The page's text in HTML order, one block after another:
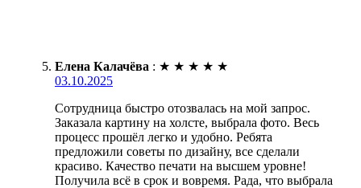
Елена Калачёва : ★ ★ ★ ★ ★
03.10.2025
Сотрудница быстро отозвалась на мой запрос.
Заказала картину на холсте, выбрала фото. Весь
процесс прошёл легко и удобно. Ребята
предложили советы по дизайну, все сделали
красиво. Качество печати на высшем уровне!
Получила всё в срок и вовремя. Рада, что выбрала